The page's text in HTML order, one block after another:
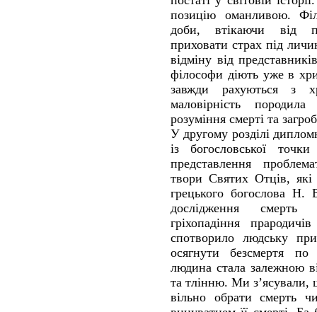
позицію оманливою.
доби, втікаючи від
приховати страх під
відміну від
філософи діють уже в
завжди рахуються з
маловірність породила
розуміння смерті та
У другому розділі
із богословської
представлення
твори Святих Отців,
грецького богослова Н.
дослідження смерть
гріхопадіння
спотворило людську
осягнути безсмертя по
людина стала залежною
та тлінню. Ми з’ясували,
вільно обрати смерть